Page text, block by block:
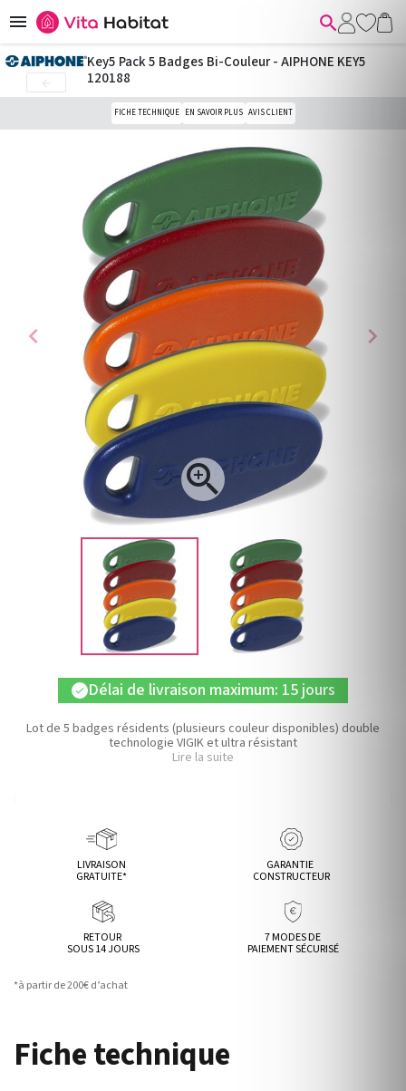
 
chevron_left

chevron_right
Key5 Pack 5 Badges Bi-Couleur - AIPHONE KEY5
120188
FICHE TECHNIQUE EN SAVOIR PLUS AVIS CLIENT
check Délai de livraison maximum: 15 jours
Lot de 5 badges résidents (plusieurs couleur disponibles) double
technologie VIGIK et ultra résistant
Lire la suite
LIVRAISON
GRATUITE*
GARANTIE
CONSTRUCTEUR
RETOUR
SOUS 14 JOURS
7 MODES DE
PAIEMENT SÉCURISÉ
*à partir de 200€ d’achat
Fiche technique